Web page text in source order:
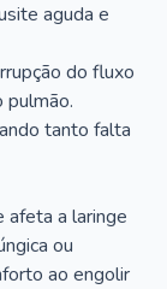
aguda e
do fluxo
pulmão.
tanto falta
afeta a laringe
ou
ao engolir